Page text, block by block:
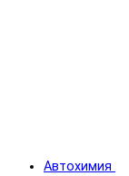
Автохимия